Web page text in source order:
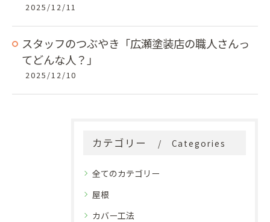
2025/12/11
スタッフのつぶやき「広瀬塗装店の職人さんっ
てどんな人？」
2025/12/10
カテゴリー Categories
全てのカテゴリー
屋根
カバー工法